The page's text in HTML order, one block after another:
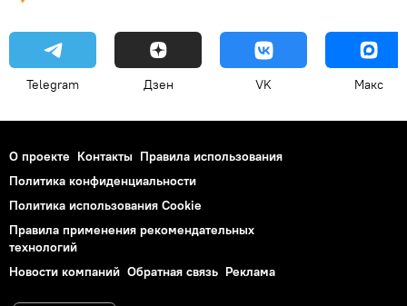
Telegram Дзен VK Макс
О проекте Контакты Правила использования
Политика конфиденциальности
Политика использования Cookie
Правила применения рекомендательных
технологий
Новости компаний Обратная связь Реклама